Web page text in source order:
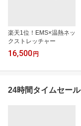
楽天1位！EMS×温熱ネッ
クストレッチャー
16,500 円
24時間タイムセール